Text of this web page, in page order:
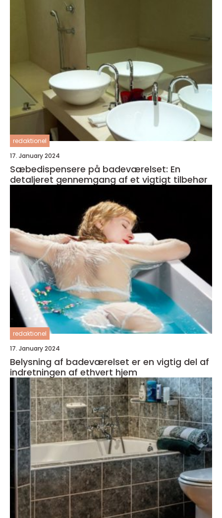
redaktionel
17. January 2024
Sæbedispensere på badeværelset: En
detaljeret gennemgang af et vigtigt tilbehør
redaktionel
17. January 2024
Belysning af badeværelset er en vigtig del af
indretningen af ethvert hjem